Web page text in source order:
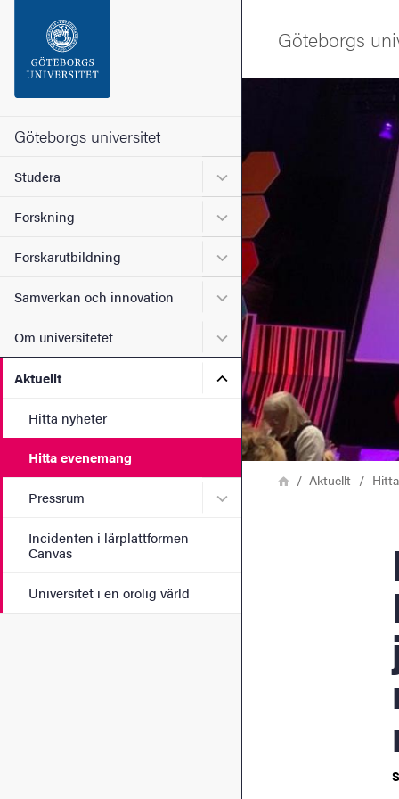
Sidfoten
Om webbplatsen
Göteborgs universitet
Studera Undermeny för Studera
Forskning Undermeny för Forskning
Forskarutbildning Undermeny för
Samverkan och innovation Undermeny för
Om universitetet Undermeny för Om
Aktuellt Undermeny för Aktuellt
Hitta nyheter
Hitta evenemang
Pressrum Undermeny för Pressrum
Incidenten i lärplattformen
Canvas
Universitet i en orolig värld
Göteborgs
Bild
LänkstigHemAktuellt